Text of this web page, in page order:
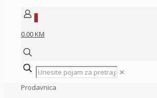
0
0.00 KM
✕
Prodavnica